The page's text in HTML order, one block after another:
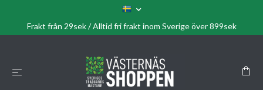
Frakt från 29sek / Alltid fri frakt inom Sverige över 899sek